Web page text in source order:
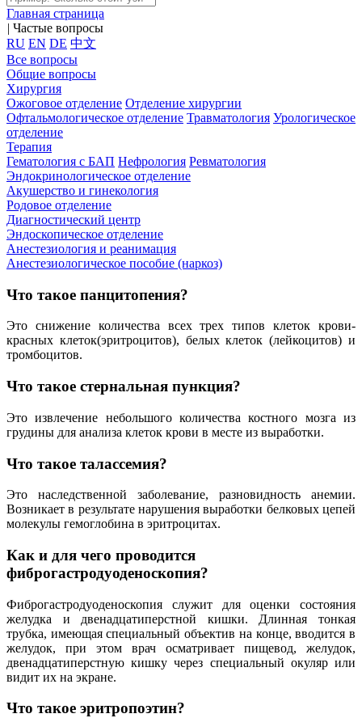
Главная страница
| Частые вопросы
RU EN DE 中文
Все вопросы
Общие вопросы
Хирургия
Ожоговое отделение Отделение хирургии
Офтальмологическое отделение Травматология Урологическое
отделение
Терапия
Гематология с БАП Нефрология Ревматология
Эндокринологическое отделение
Акушерство и гинекология
Родовое отделение
Диагностический центр
Эндоскопическое отделение
Анестезиология и реанимация
Анестезиологическое пособие (наркоз)
Что такое панцитопения?
Это снижение количества всех трех типов клеток крови-
красных клеток(эритроцитов), белых клеток (лейкоцитов) и
тромбоцитов.
Что такое стернальная пункция?
Это извлечение небольшого количества костного мозга из
грудины для анализа клеток крови в месте из выработки.
Что такое талассемия?
Это наследственной заболевание, разновидность анемии.
Возникает в результате нарушения выработки белковых цепей
молекулы гемоглобина в эритроцитах.
Как и для чего проводится
фиброгастродуоденоскопия?
Фиброгастродуоденоскопия служит для оценки состояния
желудка и двенадцатиперстной кишки. Длинная тонкая
трубка, имеющая специальный объектив на конце, вводится в
желудок, при этом врач осматривает пищевод, желудок,
двенадцатиперстную кишку через специальный окуляр или
видит их на экране.
Что такое эритропоэтин?